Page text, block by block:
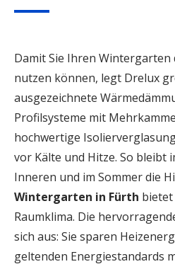
Damit Sie Ihren Wintergarten
nutzen können, legt Drelux
ausgezeichnete
Profilsysteme mit
hochwertige
vor Kälte und Hitze. So bleibt
Inneren und im Sommer die
Wintergarten in Fürth bietet
Raumklima. Die
sich aus: Sie sparen
geltenden Energiestandards